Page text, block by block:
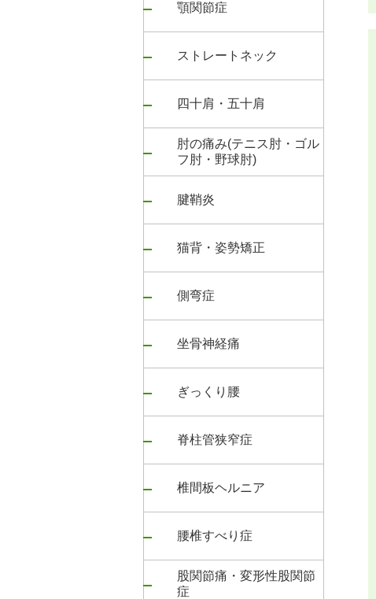
顎関節症
ストレートネック
四十肩・五十肩
肘の痛み(テニス肘・ゴル
フ肘・野球肘)
腱鞘炎
猫背・姿勢矯正
側弯症
坐骨神経痛
ぎっくり腰
脊柱管狭窄症
椎間板ヘルニア
腰椎すべり症
股関節痛・変形性股関節
症